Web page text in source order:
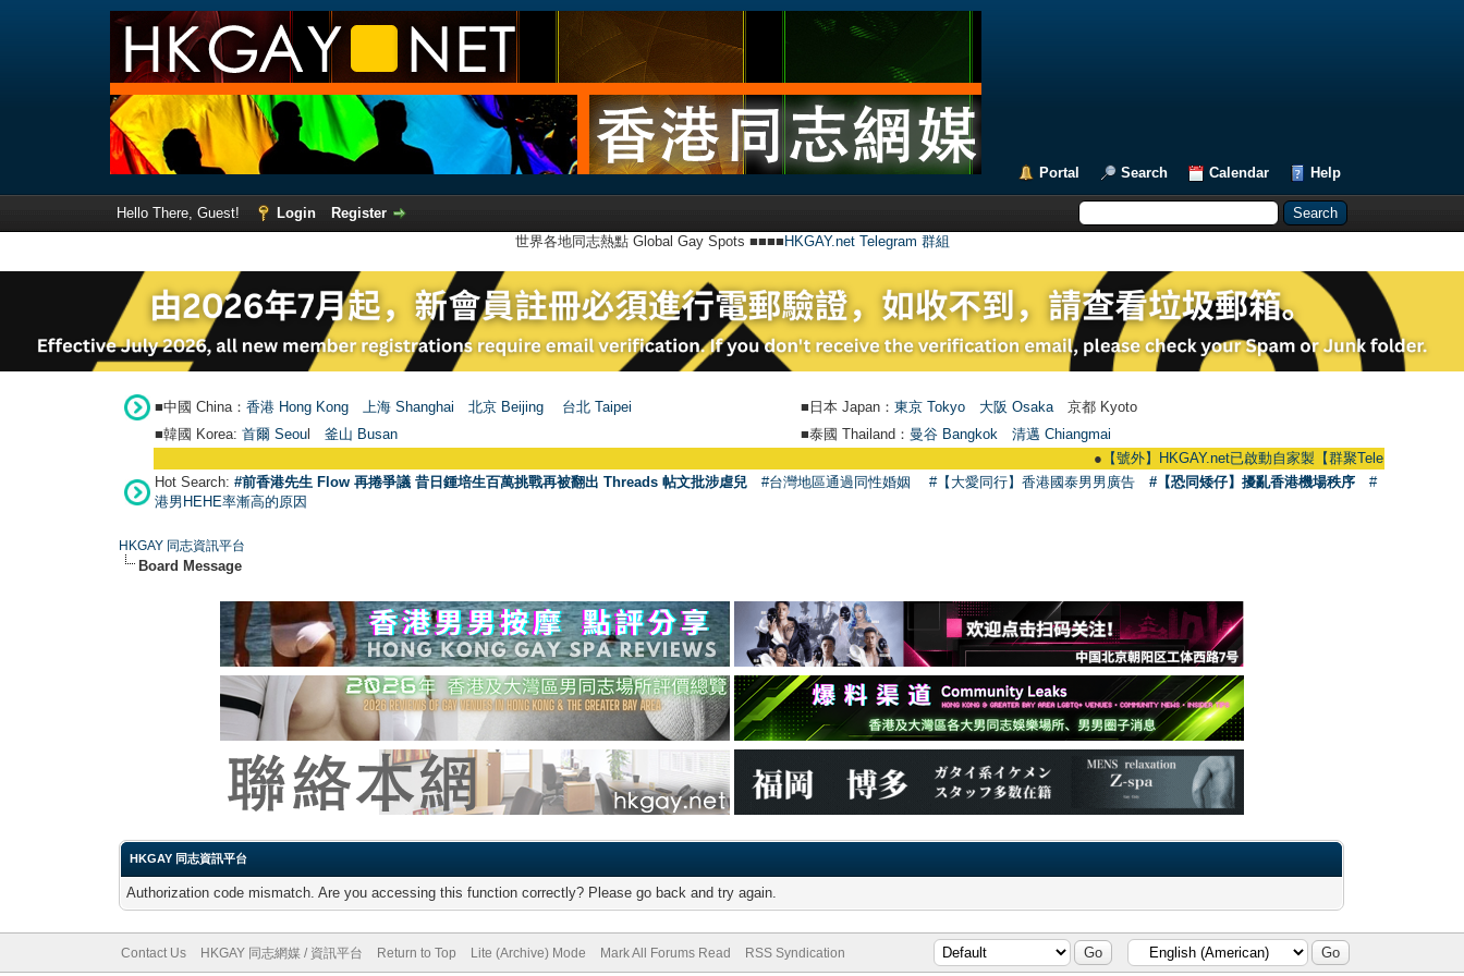
Portal Search Calendar Help
Hello There, Guest! Login
Register
世界各地同志熱點 Global Gay Spots ■■■■ HKGAY.net Telegram 群組
■中國 China： 香港 Hong Kong 上海 Shanghai 北京 Beijing 台北 Taipei ■日本 Japan： 東京 Tokyo 大阪 Osaka 京都 Kyoto
■韓國 Korea: 首爾 Seou 釜山 Busan ■泰國 Thailand： 曼谷 Bangkok
清邁 Chiangmai
【號外】HKGAY.net已啟動自家製【群聚Telegram群組】
Hot Search: #前香港先生 Flow 再捲爭議 昔日鍾培生百萬挑戰再被翻出 Threads 帖文批涉虐兒 #台灣地區通過同性婚姻 #【大愛同行】香港國泰男男廣告 #【恐同矮仔】擾亂香港機場秩序
#
港男HEHE率漸高的原因
HKGAY 同志資訊平台
Board Message
HKGAY 同志資訊平台
Authorization code mismatch. Are you accessing this function correctly? Please go back and try again.
Contact Us HKGAY 同志網媒 / 資訊平台 Return to Top Lite (Archive) Mode Mark All Forums Read RSS Syndication